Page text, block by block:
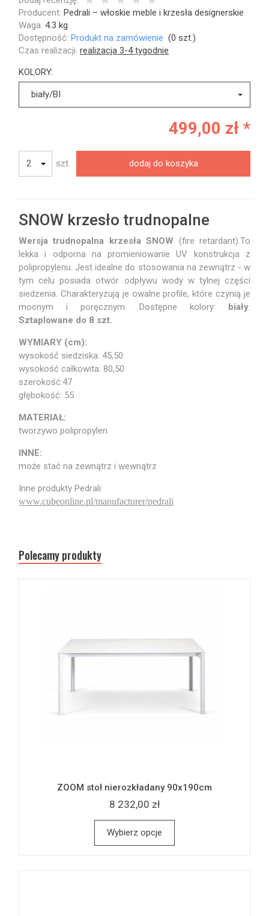
Producent: Pedrali – włoskie meble i krzesła designerskie
Waga: 4.3 kg
Dostępność: Produkt na zamówienie (0 szt.)
Czas realizacji: realizacja 3-4 tygodnie
KOLORY:
biały/BI
499,00 zł *
szt. dodaj do koszyka
SNOW krzesło trudnopalne
Wersja trudnopalna krzesła SNOW (fire retardant).To
lekka i odporna na promieniowanie UV konstrukcja z
polipropylenu. Jest idealne do stosowania na zewnątrz - w
tym celu posiada otwór odpływu wody w tylnej części
siedzenia. Charakteryzują je owalne profile, które czynią je
mocnym i poręcznym. Dostępne kolory: biały.
Sztaplowane do 8 szt.
WYMIARY (cm):
wysokość siedziska: 45,50
wysokość całkowita: 80,50
szerokość:47
głębokość: 55
MATERIAŁ:
tworzywo polipropylen
INNE:
może stać na zewnątrz i wewnątrz
Inne produkty Pedrali:
www.cubeonline.pl/manufacturer/pedrali
Polecamy produkty
ZOOM stoł nierozkładany 90x190cm
8 232,00 zł
Wybierz opcje